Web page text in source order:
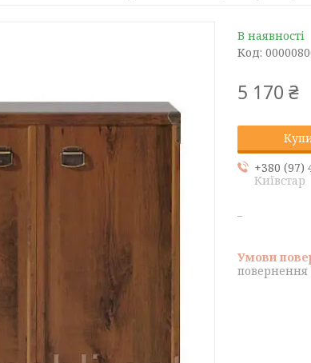
В наявності
Код:
5 170 ₴
+380 (97)
Київстар
повернення